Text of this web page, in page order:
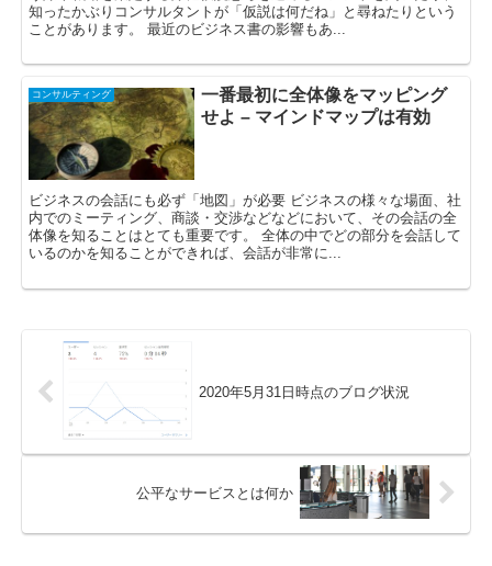
知ったかぶりコンサルタントが「仮説は何だね」と尋ねたりという
ことがあります。 最近のビジネス書の影響もあ...
コンサルティング
一番最初に全体像をマッピング
せよ – マインドマップは有効
ビジネスの会話にも必ず「地図」が必要 ビジネスの様々な場面、社
内でのミーティング、商談・交渉などなどにおいて、その会話の全
体像を知ることはとても重要です。 全体の中でどの部分を会話して
いるのかを知ることができれば、会話が非常に...
2020年5月31日時点のブログ状況
公平なサービスとは何か